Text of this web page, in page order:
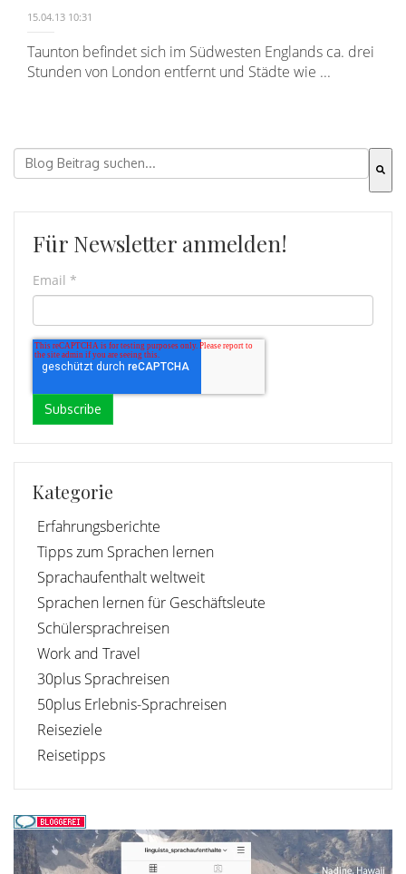
15.04.13 10:31
Taunton befindet sich im Südwesten Englands ca. drei
Stunden von London entfernt und Städte wie ...
Dies ist ein Suchfeld mit einer automatischen
Für Newsletter anmelden!
Email *
Kategorie
Erfahrungsberichte
Tipps zum Sprachen lernen
Sprachaufenthalt weltweit
Sprachen lernen für Geschäftsleute
Schülersprachreisen
Work and Travel
30plus Sprachreisen
50plus Erlebnis-Sprachreisen
Reiseziele
Reisetipps